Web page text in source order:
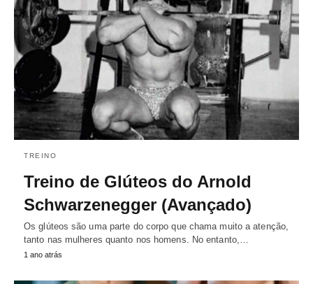
TREINO
Treino de Glúteos do Arnold
Schwarzenegger (Avançado)
Os glúteos são uma parte do corpo que chama muito a atenção,
tanto nas mulheres quanto nos homens. No entanto,…
1 ano atrás